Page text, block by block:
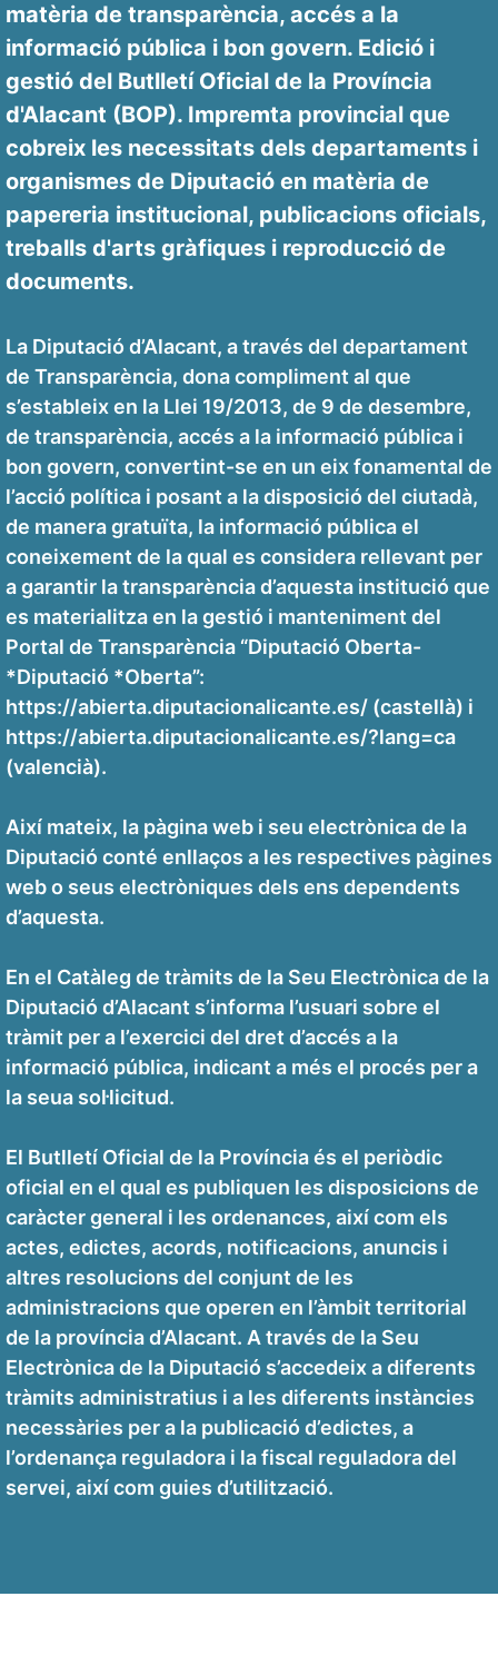
matèria de transparència, accés a la
informació pública i bon govern. Edició i
gestió del Butlletí Oficial de la Província
d'Alacant (BOP). Impremta provincial que
cobreix les necessitats dels departaments i
organismes de Diputació en matèria de
papereria institucional, publicacions oficials,
treballs d'arts gràfiques i reproducció de
documents.
La Diputació d’Alacant, a través del departament
de Transparència, dona compliment al que
s’estableix en la Llei 19/2013, de 9 de desembre,
de transparència, accés a la informació pública i
bon govern, convertint-se en un eix fonamental de
l’acció política i posant a la disposició del ciutadà,
de manera gratuïta, la informació pública el
coneixement de la qual es considera rellevant per
a garantir la transparència d’aquesta institució que
es materialitza en la gestió i manteniment del
Portal de Transparència “Diputació Oberta-
*Diputació *Oberta”:
https://abierta.diputacionalicante.es/ (castellà) i
https://abierta.diputacionalicante.es/?lang=ca
(valencià).
Així mateix, la pàgina web i seu electrònica de la
Diputació conté enllaços a les respectives pàgines
web o seus electròniques dels ens dependents
d’aquesta.
En el Catàleg de tràmits de la Seu Electrònica de la
Diputació d’Alacant s’informa l’usuari sobre el
tràmit per a l’exercici del dret d’accés a la
informació pública, indicant a més el procés per a
la seua sol·licitud.
El Butlletí Oficial de la Província és el periòdic
oficial en el qual es publiquen les disposicions de
caràcter general i les ordenances, així com els
actes, edictes, acords, notificacions, anuncis i
altres resolucions del conjunt de les
administracions que operen en l’àmbit territorial
de la província d’Alacant. A través de la Seu
Electrònica de la Diputació s’accedeix a diferents
tràmits administratius i a les diferents instàncies
necessàries per a la publicació d’edictes, a
l’ordenança reguladora i la fiscal reguladora del
servei, així com guies d’utilització.